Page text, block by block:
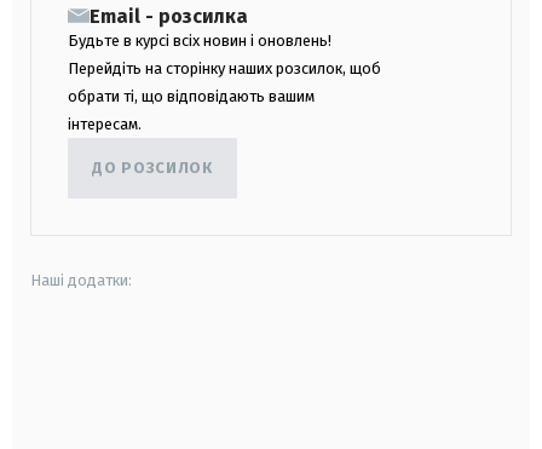
Email - розсилка
Будьте в курсі всіх новин і оновлень!
Перейдіть на сторінку наших розсилок, щоб
обрати ті, що відповідають вашим
інтересам.
ДО РОЗСИЛОК
Наші додатки: